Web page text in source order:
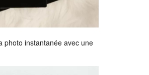
photo instantanée avec une